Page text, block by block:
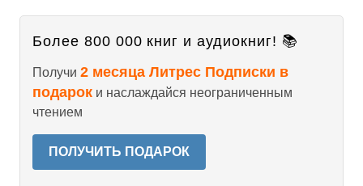
Более 800 000 книг и аудиокниг! 📚
Получи 2 месяца Литрес Подписки в
подарок и наслаждайся неограниченным
чтением
ПОЛУЧИТЬ ПОДАРОК